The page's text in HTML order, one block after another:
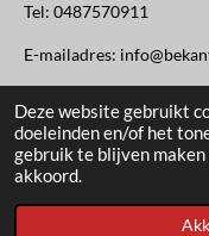
Deze website gebruikt
doeleinden en/of het
gebruik te blijven
akkoord.
Tel: 0487570911
E-mailadres:
Rooysestraat 4
6621AM Dreumel
© 2020 - 2026 Bekant